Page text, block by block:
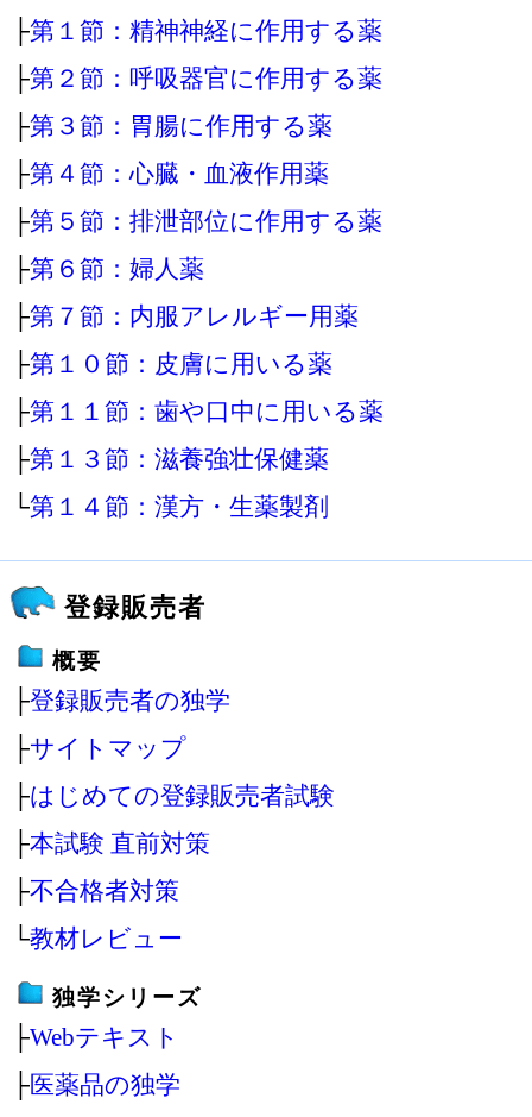
├第１節：精神神経に作用する薬
├第２節：呼吸器官に作用する薬
├第３節：胃腸に作用する薬
├第４節：心臓・血液作用薬
├第５節：排泄部位に作用する薬
├第６節：婦人薬
├第７節：内服アレルギー用薬
├第１０節：皮膚に用いる薬
├第１１節：歯や口中に用いる薬
├第１３節：滋養強壮保健薬
└第１４節：漢方・生薬製剤
登録販売者
概要
├登録販売者の独学
├サイトマップ
├はじめての登録販売者試験
├本試験 直前対策
├不合格者対策
└教材レビュー
独学シリーズ
├Webテキスト
├医薬品の独学